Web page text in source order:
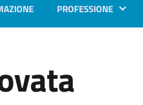
PROFESSIONE